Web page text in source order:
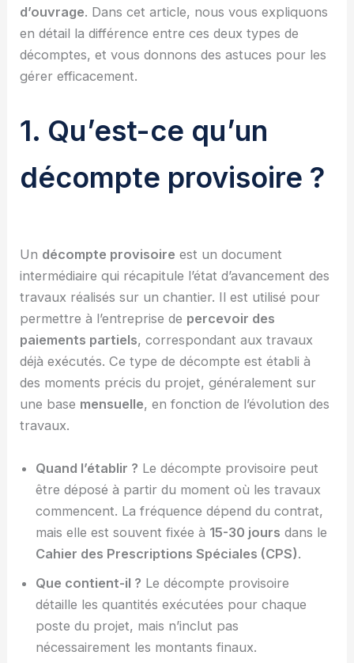
d’ouvrage. Dans cet article, nous vous expliquons
en détail la différence entre ces deux types de
décomptes, et vous donnons des astuces pour les
gérer efficacement.
1. Qu’est-ce qu’un
décompte provisoire ?
Un décompte provisoire est un document
intermédiaire qui récapitule l’état d’avancement des
travaux réalisés sur un chantier. Il est utilisé pour
permettre à l’entreprise de percevoir des
paiements partiels, correspondant aux travaux
déjà exécutés. Ce type de décompte est établi à
des moments précis du projet, généralement sur
une base mensuelle, en fonction de l’évolution des
travaux.
Quand l’établir ? Le décompte provisoire peut
être déposé à partir du moment où les travaux
commencent. La fréquence dépend du contrat,
mais elle est souvent fixée à 15-30 jours dans le
Cahier des Prescriptions Spéciales (CPS).
Que contient-il ? Le décompte provisoire
détaille les quantités exécutées pour chaque
poste du projet, mais n’inclut pas
nécessairement les montants finaux.